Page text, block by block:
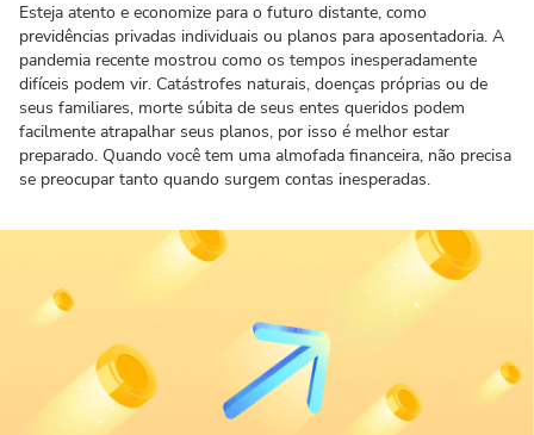
Esteja atento e economize para o futuro distante, como
previdências privadas individuais ou planos para aposentadoria. A
pandemia recente mostrou como os tempos inesperadamente
difíceis podem vir. Catástrofes naturais, doenças próprias ou de
seus familiares, morte súbita de seus entes queridos podem
facilmente atrapalhar seus planos, por isso é melhor estar
preparado. Quando você tem uma almofada financeira, não precisa
se preocupar tanto quando surgem contas inesperadas.